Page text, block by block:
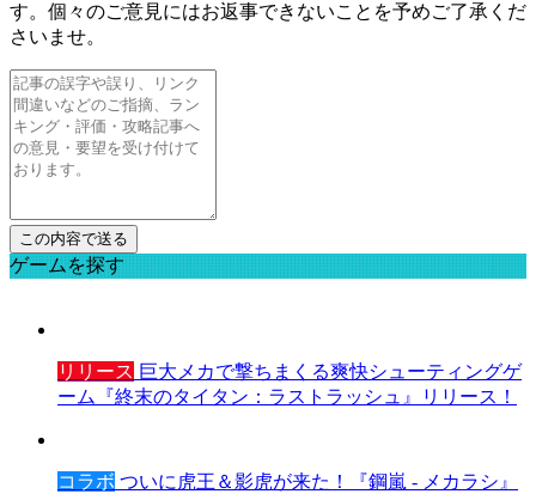
す。個々のご意見にはお返事できないことを予めご了承くだ
さいませ。
ゲームを探す
リリース 巨大メカで撃ちまくる爽快シューティングゲ
ーム『終末のタイタン：ラストラッシュ』リリース！
コラボ ついに虎王＆影虎が来た！『鋼嵐 - メカラシ』